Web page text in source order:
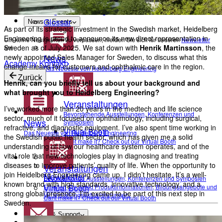
Academy Kontakt
News & Events
News
Das Neueste von Heidelberg Engineering
Veranstaltungen
Bevorstehende Ausstellungen, Konferenzen und
Symposien
Virtual Booth
Cant make it? Check out our Virtual Booth
Newsletter
Erhalten Sie direkt Produktinformationen, Bildungsangebote und
Veranstaltungsaktualisierungen.
Service & Support
Augenerkrankungen
Glossar
Um keine Neuigkeiten zu verpassen, melden Sie sich für unserenNewsletter
an!
Academy Kontakt
Zurück
News
Das Neueste von Heidelberg Engineering
Veranstaltungen
Bevorstehende Ausstellungen, Konferenzen und Symposien
Virtual Booth
Cant make it? Check out our Virtual Booth
As part of its strategic investment in the Swedish market, Heidelberg
Engineering is proud to announce its new direct representation in
Sweden as of July 2025. We sat down with Henrik Martinsson, the
newly appointed Sales Manager for Sweden, to discuss what this
change means for customers and ophthalmic care in the region.
Henrik, can you briefly tell us about your background and
what brought you to Heidelberg Engineering?
I’ve worked more than 20 years in the medtech and life science
sector, much of it focused on ophthalmology, including surgical,
refractive, and diagnostic equipment. I’ve also spent time working in
the Swedish public health sector, which has given me a solid
understanding of how our healthcare system operates, and of the
vital role that new technologies play in diagnosing and treating
diseases to improve patients’ quality of life. When the opportunity to
join Heidelberg Engineering came up, I didn’t hesitate. It’s a well-
known brand with high standards, innovative technology, and a
strong global presence. I’m excited to be part of this next step in
Sweden.